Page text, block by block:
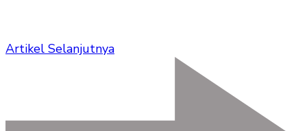
Artikel Selanjutnya